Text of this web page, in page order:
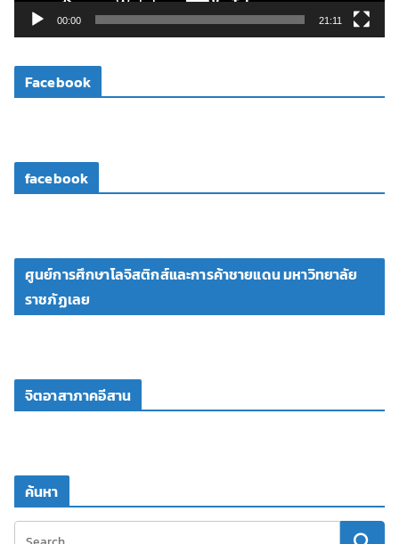
ดี
โ
00:00 21:11
Facebook
facebook
ศูนย์การศึกษาโลจิสติกส์และการค้าชายแดน มหาวิทยาลัย
ราชภัฏเลย
จิตอาสาภาคอีสาน
ค้นหา